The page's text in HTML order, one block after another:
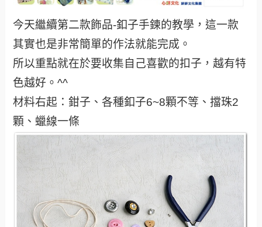
今天繼續第二款飾品-釦子手鍊的教學，這一款
其實也是非常簡單的作法就能完成。
所以重點就在於要收集自己喜歡的扣子，越有特
色越好。^^
材料右起：鉗子、各種釦子6~8顆不等、擋珠2
顆、蠟線一條